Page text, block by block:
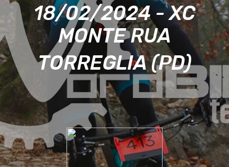
18/02/2024 - XC
MONTE RUA
TORREGLIA (PD)